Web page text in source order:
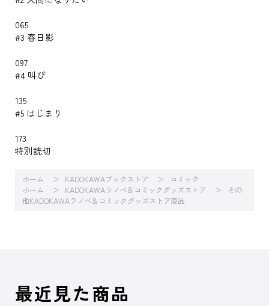
065
#3 春日影
097
#4 叫び
135
#5 はじまり
173
特別読切
ホーム KADOKAWAブックストア
コミック
ホーム
KADOKAWAラノベ＆コミックグッズストア
その
他KADOKAWAラノベ＆コミックグッズストア商品
最近見た商品